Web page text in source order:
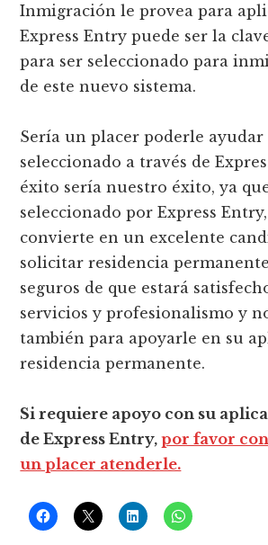
Inmigración le provea para
Express Entry puede ser la
para ser seleccionado para
de este nuevo sistema.
Sería un placer poderle ayudar
seleccionado a través de
éxito sería nuestro éxito, ya
seleccionado por Express
convierte en un excelente
solicitar residencia
seguros de que estará
servicios y profesionalismo y
también para apoyarle en su
residencia permanente.
Si requiere apoyo con su
de Express Entry,por favor
un placer atenderle.